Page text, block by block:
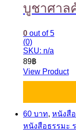
บูชาศาล
0 out of 5
(0)
SKU: n/a
89฿
View Product
60 บาท, หนังสื
หนังสือธรรมะ